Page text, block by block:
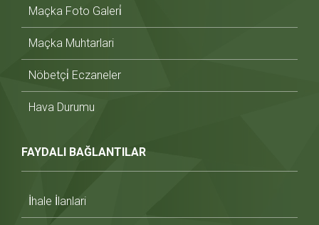
Maçka Foto Galeri̇
Maçka Muhtarlari
Nöbetçi̇ Eczaneler
Hava Durumu
FAYDALI BAĞLANTILAR
İhale İlanlari